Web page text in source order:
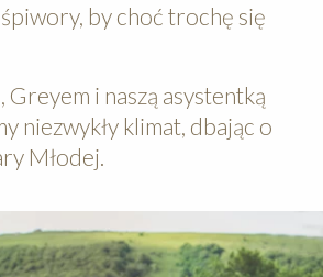
by choć trochę się
i naszą asystentką
niezwykły klimat, dbając o
Młodej.